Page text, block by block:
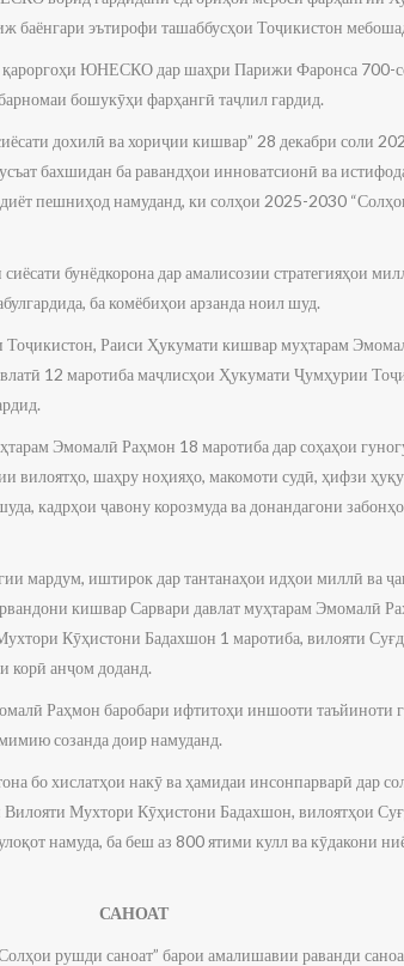
эътирофи ташаббусҳои Тоҷикистон
қароргоҳи ЮНЕСКО дар шаҳри Парижи Фаронса 700-
бошукӯҳи фарҳангӣ таҷлил гардид.
дохилӣ ва хориҷии кишвар” 28 декабри соли
бахшидан ба равандҳои инноватсионӣ ва
пешниҳод намуданд, ки солҳои 2025-2030
бунёдкорона дар амалисозии стратегияҳои
ба комёбиҳои арзанда ноил шуд.
Тоҷикистон, Раиси Ҳукумати кишвар муҳтарам
12 маротиба маҷлисҳои Ҳукумати Ҷумҳурии
Эмомалӣ Раҳмон 18 маротиба дар соҳаҳои
вилоятҳо, шаҳру ноҳияҳо, макомоти судӣ, ҳифзи
кадрҳои ҷавону корозмуда ва донандагони
мардум, иштирок дар тантанаҳои идҳои миллӣ ва
кишвар Сарвари давлат муҳтарам Эмомалӣ
Кӯҳистони Бадахшон 1 маротиба, вилояти
корӣ анҷом доданд.
Раҳмон баробари ифтитоҳи иншооти таъйиноти
созанда доир намуданд.
бо хислатҳои накӯ ва ҳамидаи инсонпарварӣ дар
Мухтори Кӯҳистони Бадахшон, вилоятҳои
намуда, ба беш аз 800 ятими кулл ва кӯдакони
САНОАТ
рушди саноат” барои амалишавии раванди